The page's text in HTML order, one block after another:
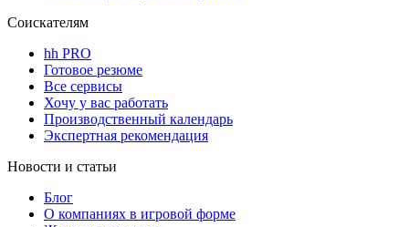
Соискателям
hh PRO
Готовое резюме
Все сервисы
Хочу у вас работать
Производственный календарь
Экспертная рекомендация
Новости и статьи
Блог
О компаниях в игровой форме